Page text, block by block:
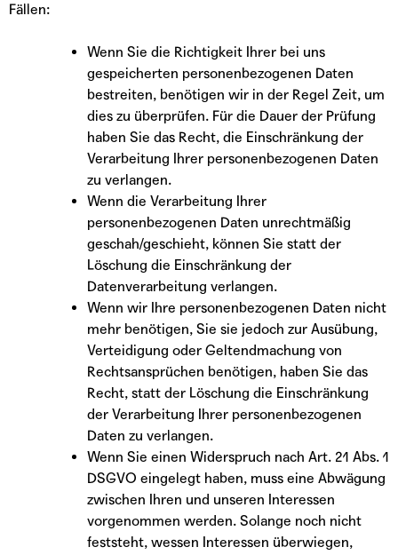
Fällen:
Wenn Sie die Richtigkeit Ihrer bei uns
gespeicherten personenbezogenen Daten
bestreiten, benötigen wir in der Regel Zeit, um
dies zu überprüfen. Für die Dauer der Prüfung
haben Sie das Recht, die Einschränkung der
Verarbeitung Ihrer personenbezogenen Daten
zu verlangen.
Wenn die Verarbeitung Ihrer
personenbezogenen Daten unrechtmäßig
geschah/geschieht, können Sie statt der
Löschung die Einschränkung der
Datenverarbeitung verlangen.
Wenn wir Ihre personenbezogenen Daten nicht
mehr benötigen, Sie sie jedoch zur Ausübung,
Verteidigung oder Geltendmachung von
Rechtsansprüchen benötigen, haben Sie das
Recht, statt der Löschung die Einschränkung
der Verarbeitung Ihrer personenbezogenen
Daten zu verlangen.
Wenn Sie einen Widerspruch nach Art. 21 Abs. 1
DSGVO eingelegt haben, muss eine Abwägung
zwischen Ihren und unseren Interessen
vorgenommen werden. Solange noch nicht
feststeht, wessen Interessen überwiegen,